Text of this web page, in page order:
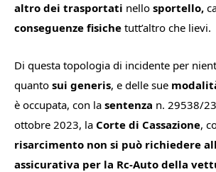
altro dei trasportati nello sportello,
conseguenze fisiche tutt’altro che lievi.
Di questa topologia di incidente per
quanto sui generis, e delle sue
è occupata, con la sentenza n. 29538/
ottobre 2023, la Corte di Cassazione,
risarcimento non si può richiedere
assicurativa per la Rc-Auto della